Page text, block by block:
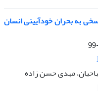
به بحران خودآیینی انسان
مهدی حسن زاده